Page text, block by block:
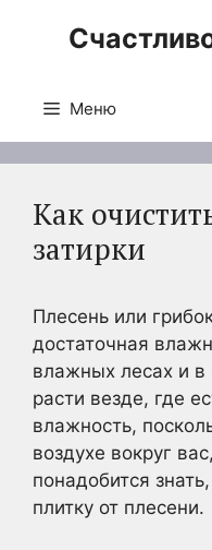
Меню
Как
затирки
Плесень или
достаточная
влажных лесах и
расти везде, где
влажность,
воздухе вокруг
понадобится
плитку от плесени.